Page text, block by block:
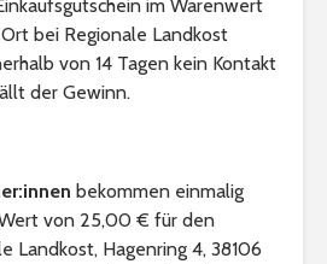
im Warenwert
bei Regionale Landkost
von 14 Tagen kein Kontakt
der Gewinn.
bekommen einmalig
von 25,00 € für den
Landkost, Hagenring 4, 38106